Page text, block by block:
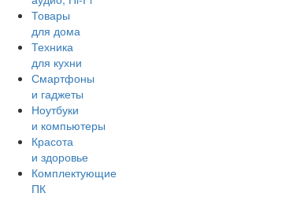
Товары
для дома
Техника
для кухни
Смартфоны
и гаджеты
Ноутбуки
и компьютеры
Красота
и здоровье
Комплектующие
ПК